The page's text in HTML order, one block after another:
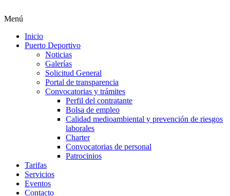
Menú
Inicio
Puerto Deportivo
Noticias
Galerías
Solicitud General
Portal de transparencia
Convocatorias y trámites
Perfil del contratante
Bolsa de empleo
Calidad medioambiental y prevención de riesgos
laborales
Charter
Convocatorias de personal
Patrocinios
Tarifas
Servicios
Eventos
Contacto